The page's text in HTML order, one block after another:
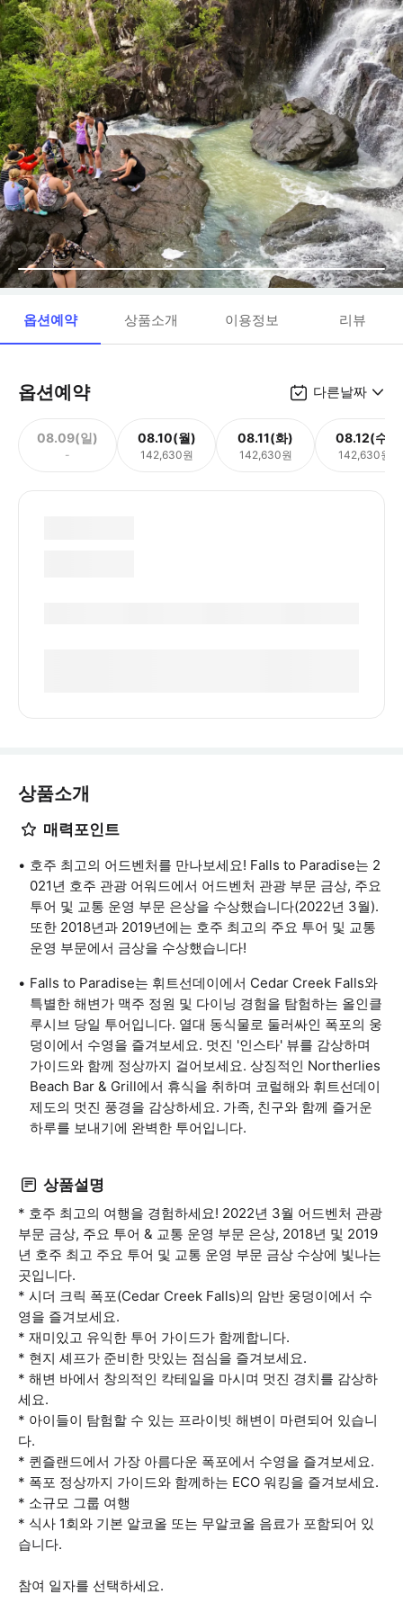
옵션예약 상품소개 이용정보 리뷰
옵션예약 다른날짜
08.09(일)
-
08.10(월)
142,630원
08.11(화)
142,630원
08.12(수)
142,630원
상품소개
매력포인트
호주 최고의 어드벤처를 만나보세요! Falls to Paradise는 2
021년 호주 관광 어워드에서 어드벤처 관광 부문 금상, 주요
투어 및 교통 운영 부문 은상을 수상했습니다(2022년 3월).
또한 2018년과 2019년에는 호주 최고의 주요 투어 및 교통
운영 부문에서 금상을 수상했습니다!
Falls to Paradise는 휘트선데이에서 Cedar Creek Falls와
특별한 해변가 맥주 정원 및 다이닝 경험을 탐험하는 올인클
루시브 당일 투어입니다. 열대 동식물로 둘러싸인 폭포의 웅
덩이에서 수영을 즐겨보세요. 멋진 '인스타' 뷰를 감상하며
가이드와 함께 정상까지 걸어보세요. 상징적인 Northerlies
Beach Bar & Grill에서 휴식을 취하며 코럴해와 휘트선데이
제도의 멋진 풍경을 감상하세요. 가족, 친구와 함께 즐거운
하루를 보내기에 완벽한 투어입니다.
상품설명
* 호주 최고의 여행을 경험하세요! 2022년 3월 어드벤처 관광
부문 금상, 주요 투어 & 교통 운영 부문 은상, 2018년 및 2019
년 호주 최고 주요 투어 및 교통 운영 부문 금상 수상에 빛나는
곳입니다.
* 시더 크릭 폭포(Cedar Creek Falls)의 암반 웅덩이에서 수
영을 즐겨보세요.
* 재미있고 유익한 투어 가이드가 함께합니다.
* 현지 셰프가 준비한 맛있는 점심을 즐겨보세요.
* 해변 바에서 창의적인 칵테일을 마시며 멋진 경치를 감상하
세요.
* 아이들이 탐험할 수 있는 프라이빗 해변이 마련되어 있습니
다.
* 퀸즐랜드에서 가장 아름다운 폭포에서 수영을 즐겨보세요.
* 폭포 정상까지 가이드와 함께하는 ECO 워킹을 즐겨보세요.
* 소규모 그룹 여행
* 식사 1회와 기본 알코올 또는 무알코올 음료가 포함되어 있
습니다.
참여 일자를 선택하세요.